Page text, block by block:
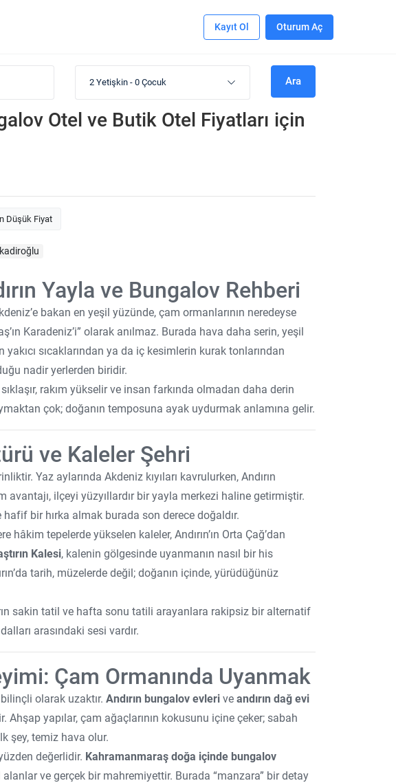
Kayıt Ol Oturum Aç
2 Yetişkin - 0 Çocuk Ara
Otel ve Butik Otel Fiyatları için
Düşük Fiyat
Yayla ve Bungalov Rehberi
bakan en yeşil yüzünde, çam ormanlarının neredeyse
Karadeniz’i” olarak anılmaz. Burada hava daha serin, yeşil
sıcaklarından ya da iç kesimlerin kurak tonlarından
nadir yerlerden biridir.
rakım yükselir ve insan farkında olmadan daha derin
çok; doğanın temposuna ayak uydurmak anlamına gelir.
ve Kaleler Şehri
Yaz aylarında Akdeniz kıyıları kavrulurken, Andırın
avantajı, ilçeyi yüzyıllardır bir yayla merkezi haline getirmiştir.
bir hırka almak burada son derece doğaldır.
tepelerde yükselen kaleler, Andırın’ın Orta Çağ’dan
Kalesi, kalenin gölgesinde uyanmanın nasıl bir his
tarih, müzelerde değil; doğanın içinde, yürüdüğünüz
sakin tatil ve hafta sonu tatili arayanlara rakipsiz bir alternatif
arasındaki sesi vardır.
Çam Ormanında Uyanmak
olarak uzaktır. Andırın bungalov evleri ve andırın dağ evi
Ahşap yapılar, çam ağaçlarının kokusunu içine çeker; sabah
şey, temiz hava olur.
değerlidir. Kahramanmaraş doğa içinde bungalov
alanlar ve gerçek bir mahremiyettir. Burada “manzara” bir detay